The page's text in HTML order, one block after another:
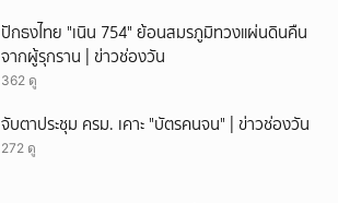
ปักธงไทย "เนิน 754" ย้อนสมรภูมิทวงแผ่นดินคืน
จากผู้รุกราน | ข่าวช่องวัน
362 ดู
จับตาประชุม ครม. เคาะ "บัตรคนจน" | ข่าวช่องวัน
272 ดู